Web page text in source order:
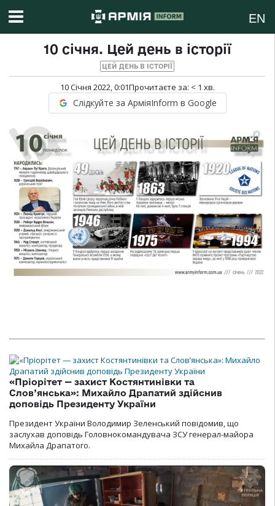
EN
10 січня. Цей день в історії
ЦЕЙ ДЕНЬ В ІСТОРІЇ
10 Січня 2022, 0:01Прочитаєте за: < 1 хв.
Слідкуйте за АрміяInform в Google
«Пріорітет — захист Костянтинівки та
Слов’янська»: Михайло Драпатий здійснив
доповідь Президенту України
Президент України Володимир Зеленський повідомив, що
заслухав доповідь Головнокомандувача ЗСУ генерал-майора
Михайла Драпатого.